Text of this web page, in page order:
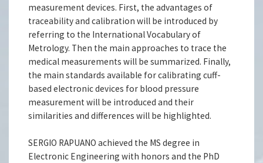
measurement devices. First, the advantages of
traceability and calibration will be introduced by
referring to the International Vocabulary of
Metrology. Then the main approaches to trace the
medical measurements will be summarized. Finally,
the main standards available for calibrating cuff-
based electronic devices for blood pressure
measurement will be introduced and their
similarities and differences will be highlighted.
SERGIO RAPUANO achieved the MS degree in
Electronic Engineering with honors and the PhD